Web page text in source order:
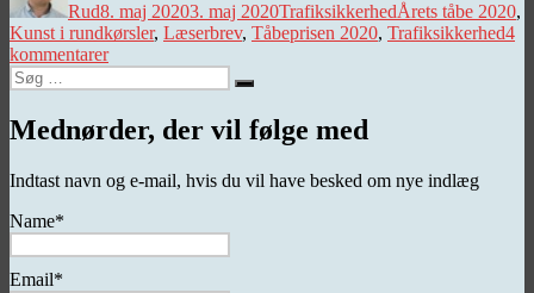
Rud8. maj 20203. maj 2020TrafiksikkerhedÅrets tåbe 2020,
Kunst i rundkørsler, Læserbrev, Tåbeprisen 2020, Trafiksikkerhed4
kommentarertil
Årets
tåbe
2020
Søg
efter:
Søg
Mednørder, der vil følge med
Indtast navn og e-mail, hvis du vil have besked om nye indlæg
Name*
Email*